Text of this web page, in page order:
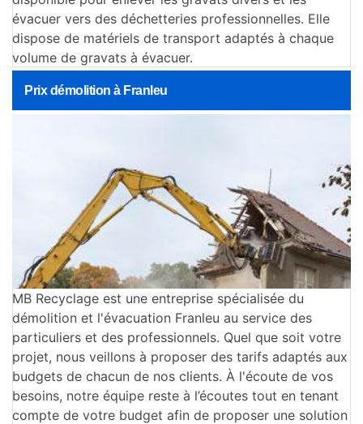
évacuer vers des déchetteries professionnelles. Elle
dispose de matériels de transport adaptés à chaque
volume de gravats à évacuer.
Prix démolition à Franleu
MB Recyclage est une entreprise spécialisée du
démolition et l'évacuation Franleu au service des
particuliers et des professionnels. Quel que soit votre
projet, nous veillons à proposer des tarifs adaptés aux
budgets de chacun de nos clients. À l'écoute de vos
besoins, notre équipe reste à l’écoutes tout en tenant
compte de votre budget afin de proposer une solution